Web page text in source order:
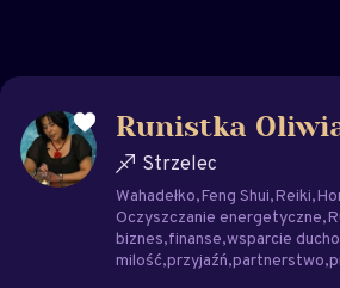
Runistka
Strzelec
Wahadełko Feng Shui Reiki
Oczyszczanie energetyczne
biznes finanse wsparcie
milość przyjaźń partnerstwo